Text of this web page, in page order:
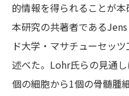
的情報を得られることが
本研究の共著者である
ド大学・マサチューセッ
述べた。Lohr氏らの見通
個の細胞から1個の骨髄腫